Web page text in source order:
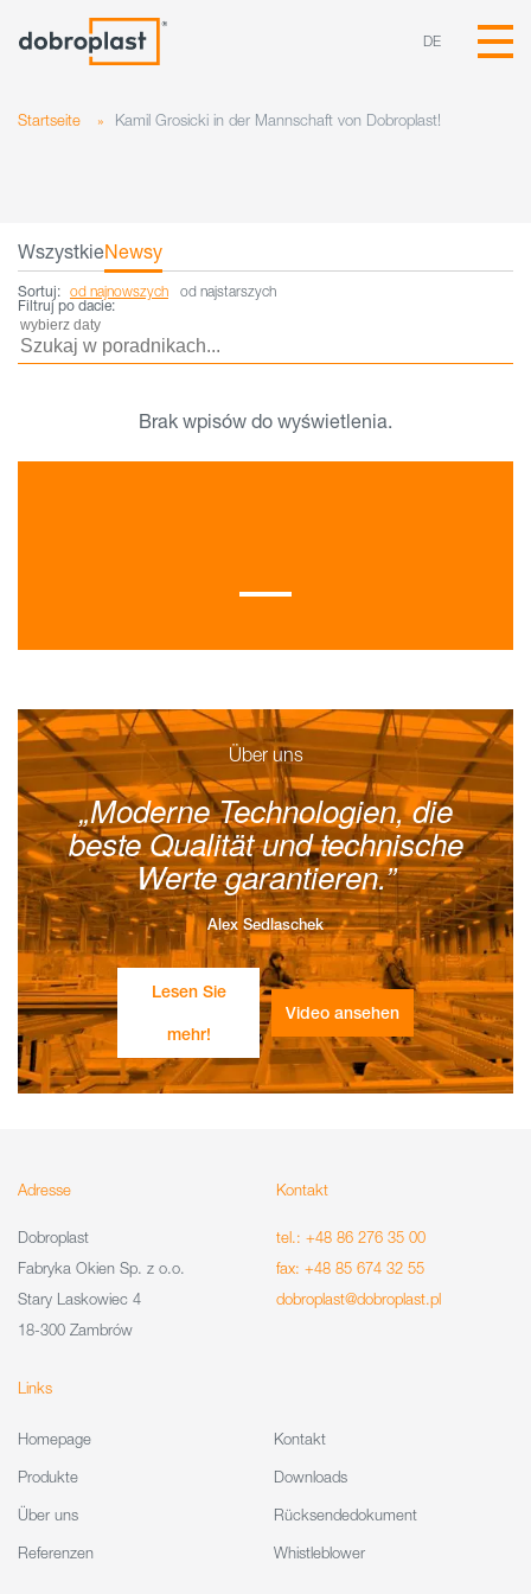
DE
Startseite » Kamil Grosicki in der Mannschaft von Dobroplast!
WszystkieNewsy
Sortuj: od najnowszych
od najstarszych
Filtruj po dacie:
Brak wpisów do wyświetlenia.
Über uns
Moderne Technologien, die
beste Qualität und technische
Werte garantieren.
Alex Sedlaschek
Lesen Sie
mehr!
Video ansehen
Adresse
Dobroplast
Fabryka Okien Sp. z o.o.
Stary Laskowiec 4
18-300 Zambrów
Kontakt
tel.: +48 86 276 35 00
fax: +48 85 674 32 55
dobroplast@dobroplast.pl
Links
Homepage
Produkte
Über uns
Referenzen
Kontakt
Downloads
Rücksendedokument
Whistleblower